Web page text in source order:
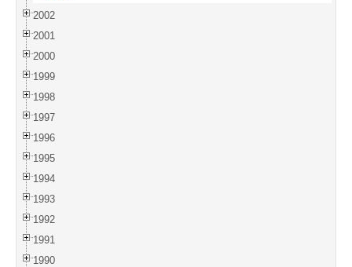
2002
2001
2000
1999
1998
1997
1996
1995
1994
1993
1992
1991
1990